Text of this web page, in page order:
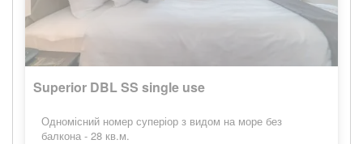
Superior DBL SS single use
Одномісний номер суперіор з видом на море без
балкона - 28 кв.м.